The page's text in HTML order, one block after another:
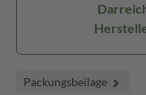
Packungsbeilage